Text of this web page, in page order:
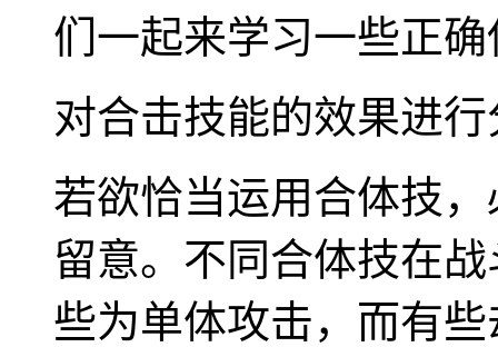
们一起来学习一些正
对合击技能的效果进
若欲恰当运用合体技
留意。不同合体技在
些为单体攻击，而有